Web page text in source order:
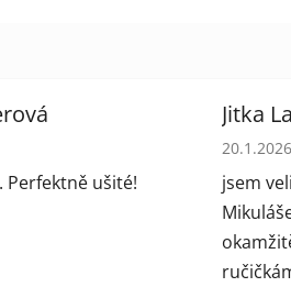
je 5 z 5 hvězdiček.
Perfektně ušité!
Jitka
20.1.2026
jsem